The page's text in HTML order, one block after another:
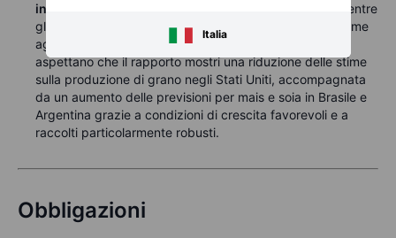
Italia
in nove sedute
, recuperando dai minimi plurimensili mentre
gli operatori hanno spostato l’attenzione sulle nuove stime
agricole dell’USDA in pubblicazione oggi. Gli analisti si
aspettano che il rapporto mostri una riduzione delle stime
sulla produzione di grano negli Stati Uniti, accompagnata
da un aumento delle previsioni per mais e soia in Brasile e
Argentina grazie a condizioni di crescita favorevoli e a
raccolti particolarmente robusti.
Obbligazioni